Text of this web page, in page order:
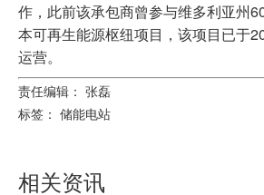
作，此前该承包商曾参与维多利亚州
本可再生能源枢纽项目，该项目已于
运营。
责任编辑： 张磊
标签： 储能电站
相关资讯